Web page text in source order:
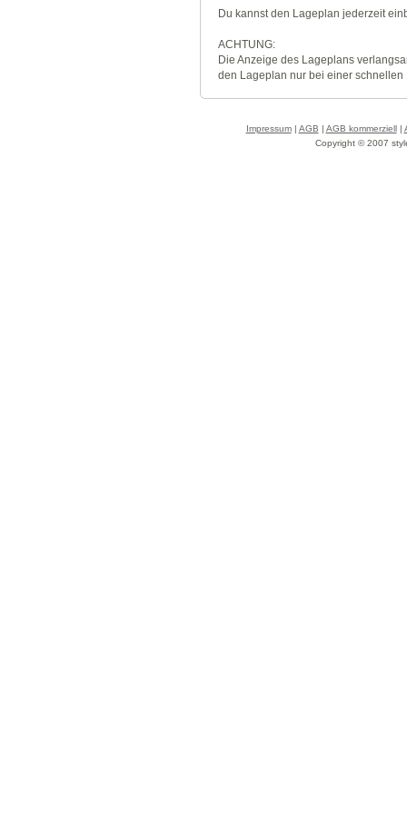
Du kannst den Lageplan jederzeit
ACHTUNG:
Die Anzeige des Lageplans
den Lageplan nur bei einer
Impressum| AGB | AGB kommerziell|
Copyright © 2007